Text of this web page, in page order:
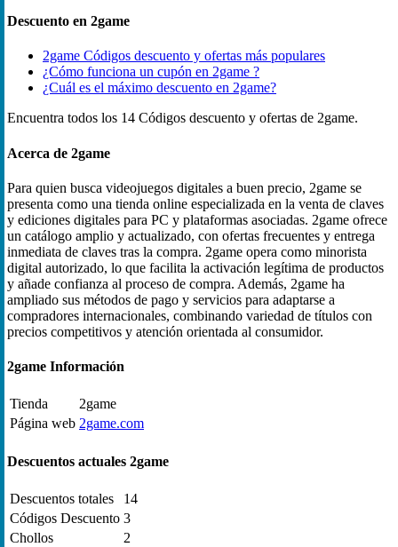
Descuento en 2game
2game Códigos descuento y ofertas más populares
¿Cómo funciona un cupón en 2game ?
¿Cuál es el máximo descuento en 2game?
Encuentra todos los 14 Códigos descuento y ofertas de 2game.
Acerca de 2game
Para quien busca videojuegos digitales a buen precio, 2game se
presenta como una tienda online especializada en la venta de claves
y ediciones digitales para PC y plataformas asociadas. 2game ofrece
un catálogo amplio y actualizado, con ofertas frecuentes y entrega
inmediata de claves tras la compra. 2game opera como minorista
digital autorizado, lo que facilita la activación legítima de productos
y añade confianza al proceso de compra. Además, 2game ha
ampliado sus métodos de pago y servicios para adaptarse a
compradores internacionales, combinando variedad de títulos con
precios competitivos y atención orientada al consumidor.
2game Información
Tienda
2game
Página web 2game.com
Descuentos actuales 2game
Descuentos totales
14
Códigos Descuento 3
Chollos
2